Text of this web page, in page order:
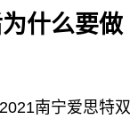
什么要做